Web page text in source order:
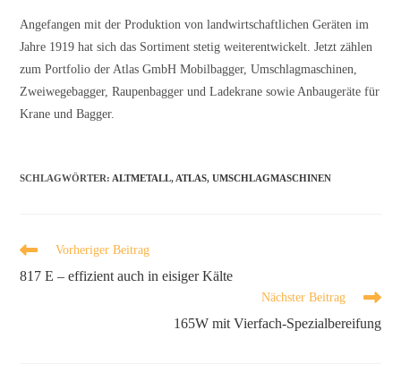
Angefangen mit der Produktion von landwirtschaftlichen Geräten im
Jahre 1919 hat sich das Sortiment stetig weiterentwickelt. Jetzt zählen
zum Portfolio der Atlas GmbH Mobilbagger, Umschlagmaschinen,
Zweiwegebagger, Raupenbagger und Ladekrane sowie Anbaugeräte für
Krane und Bagger.
SCHLAGWÖRTER: ALTMETALL, ATLAS, UMSCHLAGMASCHINEN
Vorheriger Beitrag
817 E – effizient auch in eisiger Kälte
Nächster Beitrag
165W mit Vierfach-Spezialbereifung